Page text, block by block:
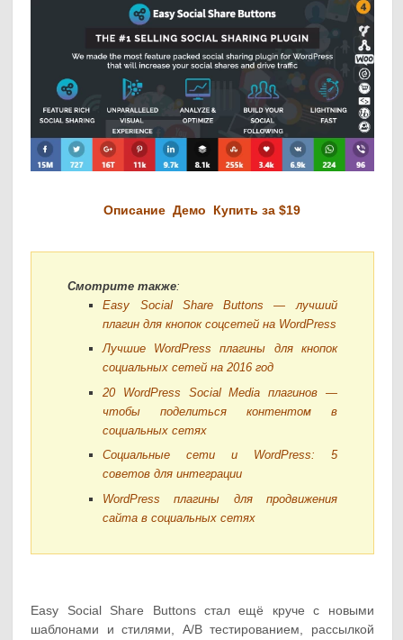
Описание Демо Купить за $19
Смотрите также:
Easy Social Share Buttons — лучший
плагин для кнопок соцсетей на WordPress
Лучшие WordPress плагины для кнопок
социальных сетей на 2016 год
20 WordPress Social Media плагинов —
чтобы поделиться контентом в
социальных сетях
Социальные сети и WordPress: 5
советов для интеграции
WordPress плагины для продвижения
сайта в социальных сетях
Easy Social Share Buttons стал ещё круче с новыми
шаблонами и стилями, A/B тестированием, рассылкой